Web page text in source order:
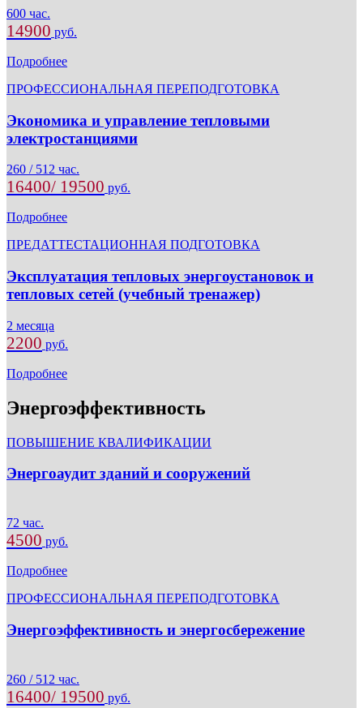
600 час.
14900 руб.
Подробнее
ПРОФЕССИОНАЛЬНАЯ ПЕРЕПОДГОТОВКА
Экономика и управление тепловыми
электростанциями
260 / 512 час.
16400/ 19500 руб.
Подробнее
ПРЕДАТТЕСТАЦИОННАЯ ПОДГОТОВКА
Эксплуатация тепловых энергоустановок и
тепловых сетей (учебный тренажер)
2 месяца
2200 руб.
Подробнее
Энергоэффективность
ПОВЫШЕНИЕ КВАЛИФИКАЦИИ
Энергоаудит зданий и сооружений
72 час.
4500 руб.
Подробнее
ПРОФЕССИОНАЛЬНАЯ ПЕРЕПОДГОТОВКА
Энергоэффективность и энергосбережение
260 / 512 час.
16400/ 19500 руб.